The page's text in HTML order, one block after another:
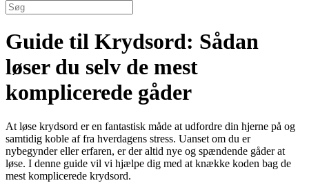
Guide til Krydsord: Sådan
løser du selv de mest
komplicerede gåder
At løse krydsord er en fantastisk måde at udfordre din hjerne på og
samtidig koble af fra hverdagens stress. Uanset om du er
nybegynder eller erfaren, er der altid nye og spændende gåder at
løse. I denne guide vil vi hjælpe dig med at knække koden bag de
mest komplicerede krydsord.